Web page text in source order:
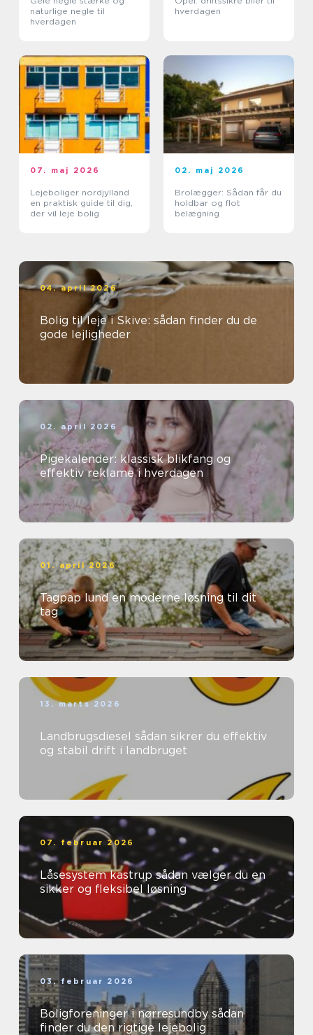
naturlige negle til
hverdagen
hverdagen
07. maj 2026
Lejeboliger nordjylland
en praktisk guide til dig,
der vil leje bolig
02. maj 2026
Brolægger: Sådan får du
holdbar og flot
belægning
04. april 2026
Bolig til leje i Skive: sådan finder du de
gode lejligheder
02. april 2026
Pigekalender: klassisk blikfang og
effektiv reklame i hverdagen
01. april 2026
Tagpap lund en moderne løsning til dit
tag
13. marts 2026
Landbrugsdiesel sådan sikrer du effektiv
og stabil drift i landbruget
07. februar 2026
Låsesystem kastrup sådan vælger du en
sikker og fleksibel løsning
03. februar 2026
Boligforeninger i nørresundby sådan
finder du den rigtige lejebolig